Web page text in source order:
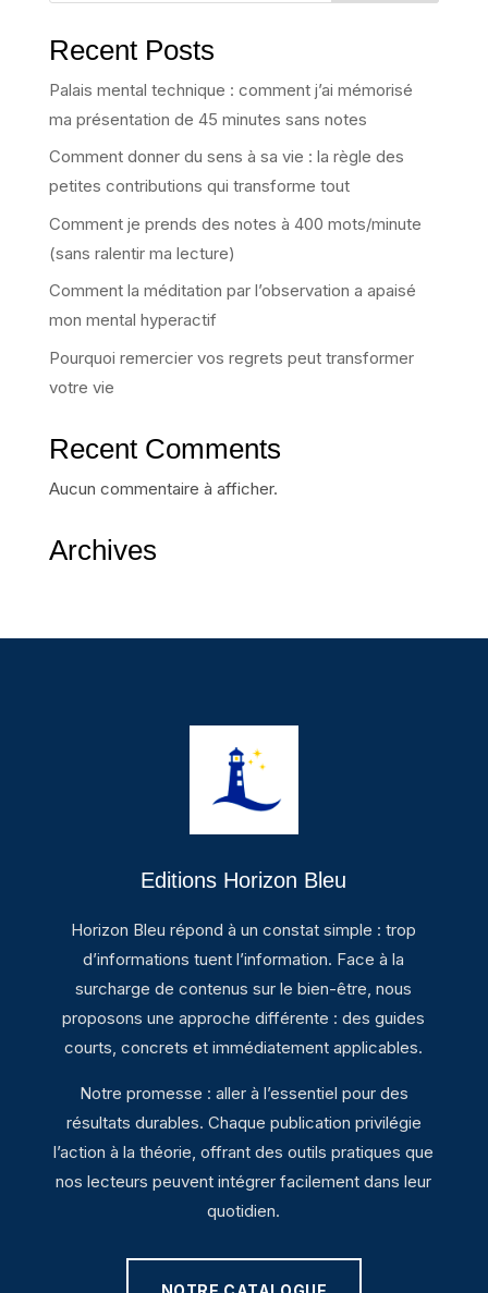
Recent Posts
Palais mental technique : comment j’ai mémorisé
ma présentation de 45 minutes sans notes
Comment donner du sens à sa vie : la règle des
petites contributions qui transforme tout
Comment je prends des notes à 400 mots/minute
(sans ralentir ma lecture)
Comment la méditation par l’observation a apaisé
mon mental hyperactif
Pourquoi remercier vos regrets peut transformer
votre vie
Recent Comments
Aucun commentaire à afficher.
Archives
Editions Horizon Bleu
Horizon Bleu répond à un constat simple : trop
d’informations tuent l’information. Face à la
surcharge de contenus sur le bien-être, nous
proposons une approche différente : des guides
courts, concrets et immédiatement applicables.
Notre promesse : aller à l’essentiel pour des
résultats durables. Chaque publication privilégie
l’action à la théorie, offrant des outils pratiques que
nos lecteurs peuvent intégrer facilement dans leur
quotidien.